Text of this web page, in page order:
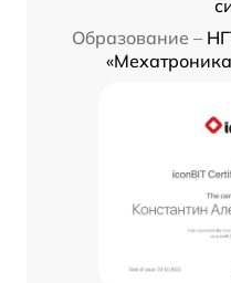
Образование –